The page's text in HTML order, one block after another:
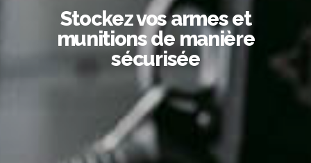
Stockez vos armes et
munitions de manière
sécurisée